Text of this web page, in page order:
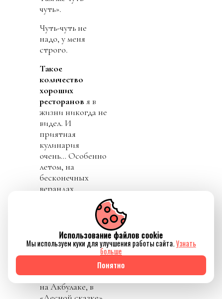
чуть».
Чуть-чуть не
надо, у меня
строго.
Такое
количество
хороших
ресторанов я в
жизни никогда не
видел. И
приятная
кулинария
очень… Особенно
летом, на
бесконечных
верандах
приятно сидеть.
классно, и тут
классно! А зимой,
мы с семьей на
Чимбулаке, или
на Акбулаке, в
Использование файлов cookie
Мы используем куки для улучшения работы сайта.Узнать
больше
Понятно